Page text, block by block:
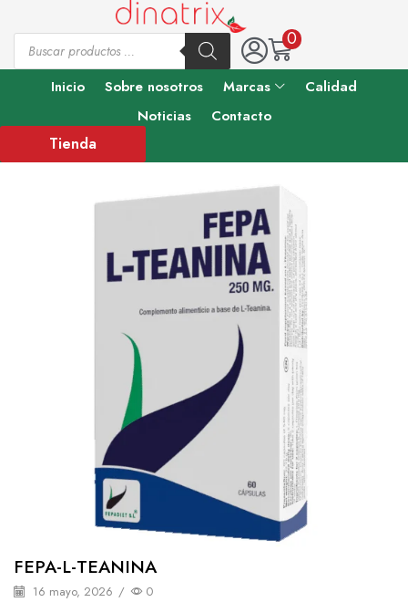
0
Inicio Sobre nosotros Marcas
Calidad
Noticias
Contacto
Tienda
FEPA-L-TEANINA
16 mayo, 2026 / 0